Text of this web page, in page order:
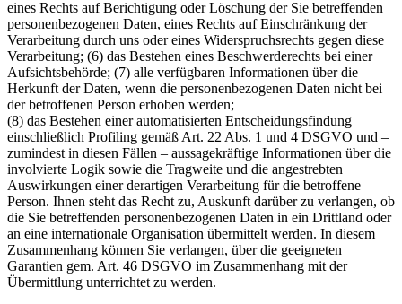
eines Rechts auf Berichtigung oder Löschung der Sie betreffenden
personenbezogenen Daten, eines Rechts auf Einschränkung der
Verarbeitung durch uns oder eines Widerspruchsrechts gegen diese
Verarbeitung; (6) das Bestehen eines Beschwerderechts bei einer
Aufsichtsbehörde; (7) alle verfügbaren Informationen über die
Herkunft der Daten, wenn die personenbezogenen Daten nicht bei
der betroffenen Person erhoben werden;
(8) das Bestehen einer automatisierten Entscheidungsfindung
einschließlich Profiling gemäß Art. 22 Abs. 1 und 4 DSGVO und –
zumindest in diesen Fällen – aussagekräftige Informationen über die
involvierte Logik sowie die Tragweite und die angestrebten
Auswirkungen einer derartigen Verarbeitung für die betroffene
Person. Ihnen steht das Recht zu, Auskunft darüber zu verlangen, ob
die Sie betreffenden personenbezogenen Daten in ein Drittland oder
an eine internationale Organisation übermittelt werden. In diesem
Zusammenhang können Sie verlangen, über die geeigneten
Garantien gem. Art. 46 DSGVO im Zusammenhang mit der
Übermittlung unterrichtet zu werden.